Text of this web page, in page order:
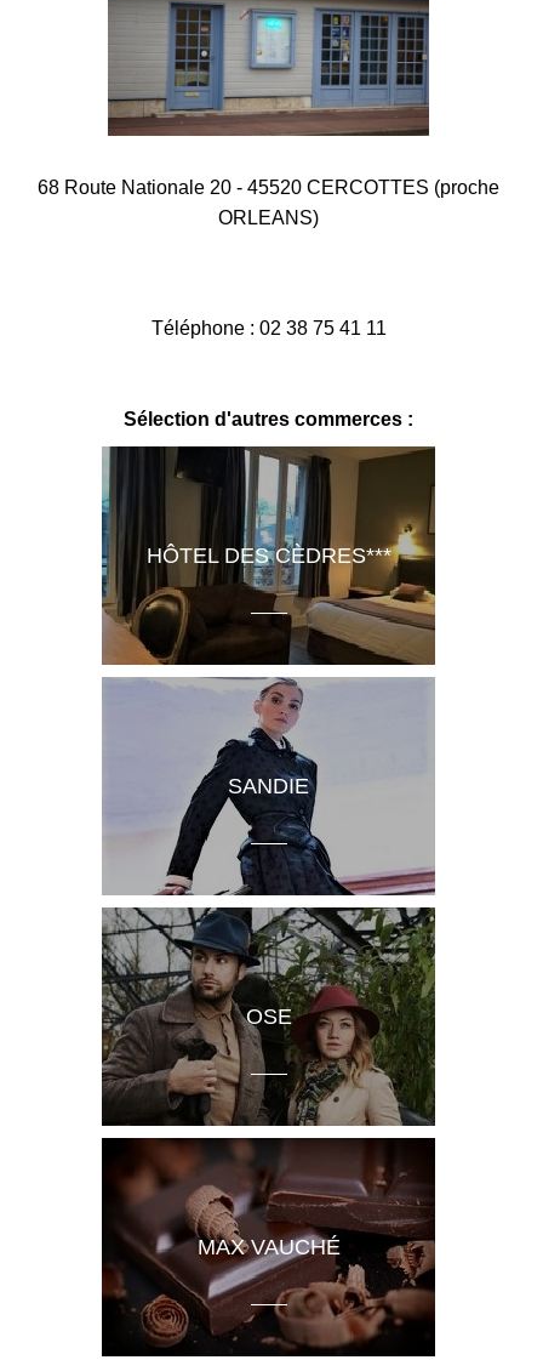
68 Route Nationale 20 - 45520 CERCOTTES (proche
ORLEANS)
Téléphone : 02 38 75 41 11
Sélection d'autres commerces :
HÔTEL DES CÈDRES***
SANDIE
OSE
MAX VAUCHÉ